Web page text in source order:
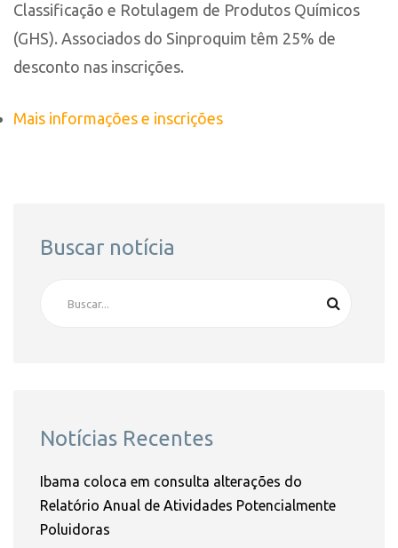
Classificação e Rotulagem de Produtos Químicos
(GHS). Associados do Sinproquim têm 25% de
desconto nas inscrições.
Mais informações e inscrições
Buscar notícia
Notícias Recentes
Ibama coloca em consulta alterações do
Relatório Anual de Atividades Potencialmente
Poluidoras